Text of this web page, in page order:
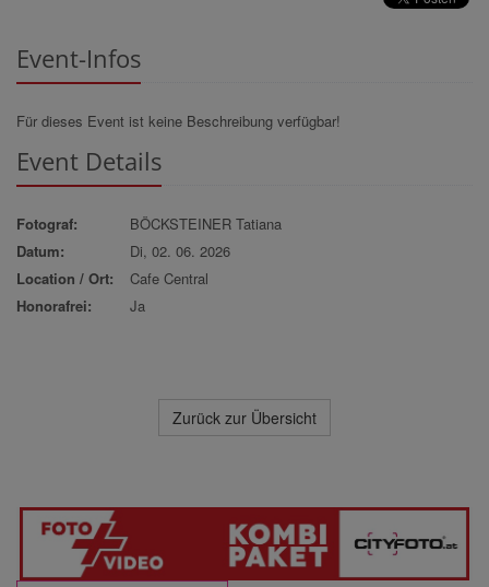
Event-Infos
Für dieses Event ist keine Beschreibung verfügbar!
Event Details
Fotograf:
BÖCKSTEINER Tatiana
Datum:
Di, 02. 06. 2026
Location / Ort:
Cafe Central
Honorafrei:
Ja
Zurück zur Übersicht